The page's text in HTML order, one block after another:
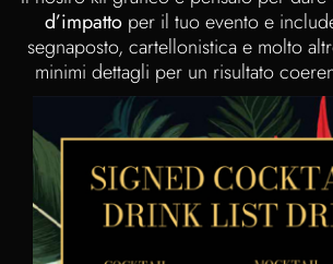
d’impattoper il tuo evento e
segnaposto, cartellonistica e molto
minimi dettagli per un risultato